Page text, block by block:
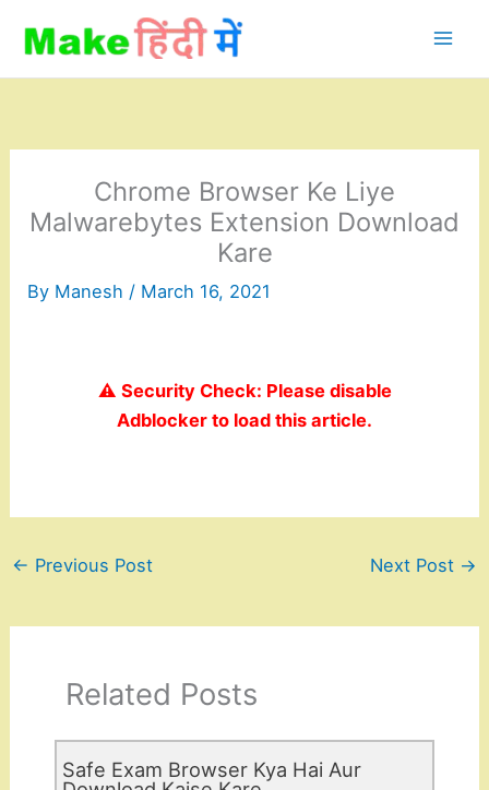
content
Chrome Browser Ke Liye
Malwarebytes Extension Download
Kare
By Manesh / March 16, 2021
⚠️ Security Check: Please disable
Adblocker to load this article.
← Previous Post Next Post →
Related Posts
Safe Exam Browser Kya Hai Aur